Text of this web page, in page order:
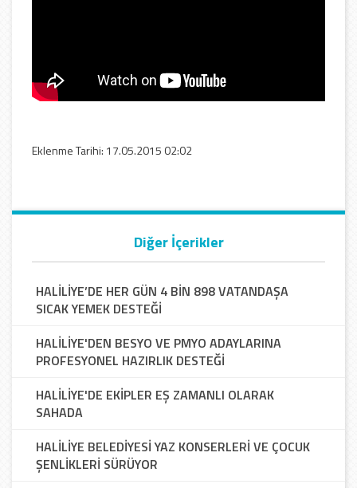
Eklenme Tarihi: 17.05.2015 02:02
Diğer İçerikler
HALİLİYE’DE HER GÜN 4 BİN 898 VATANDAŞA
SICAK YEMEK DESTEĞİ
HALİLİYE'DEN BESYO VE PMYO ADAYLARINA
PROFESYONEL HAZIRLIK DESTEĞİ
HALİLİYE'DE EKİPLER EŞ ZAMANLI OLARAK
SAHADA
HALİLİYE BELEDİYESİ YAZ KONSERLERİ VE ÇOCUK
ŞENLİKLERİ SÜRÜYOR